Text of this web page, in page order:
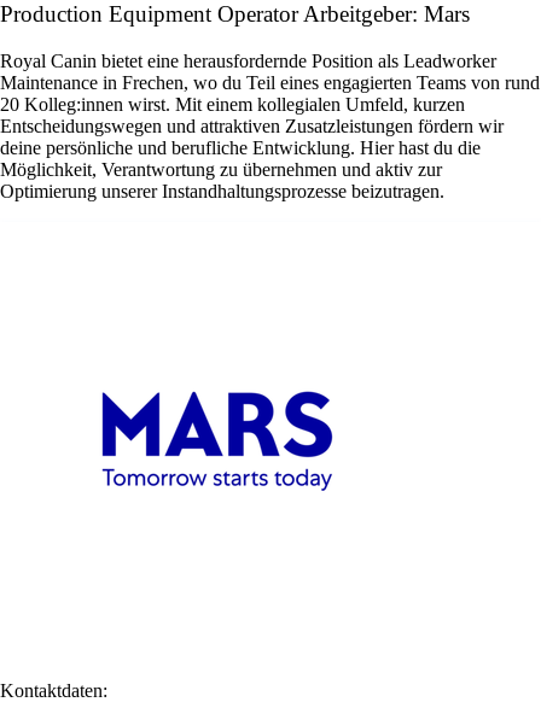
Production Equipment Operator Arbeitgeber: Mars
Royal Canin bietet eine herausfordernde Position als Leadworker
Maintenance in Frechen, wo du Teil eines engagierten Teams von rund
20 Kolleg:innen wirst. Mit einem kollegialen Umfeld, kurzen
Entscheidungswegen und attraktiven Zusatzleistungen fördern wir
deine persönliche und berufliche Entwicklung. Hier hast du die
Möglichkeit, Verantwortung zu übernehmen und aktiv zur
Optimierung unserer Instandhaltungsprozesse beizutragen.
Kontaktdaten: